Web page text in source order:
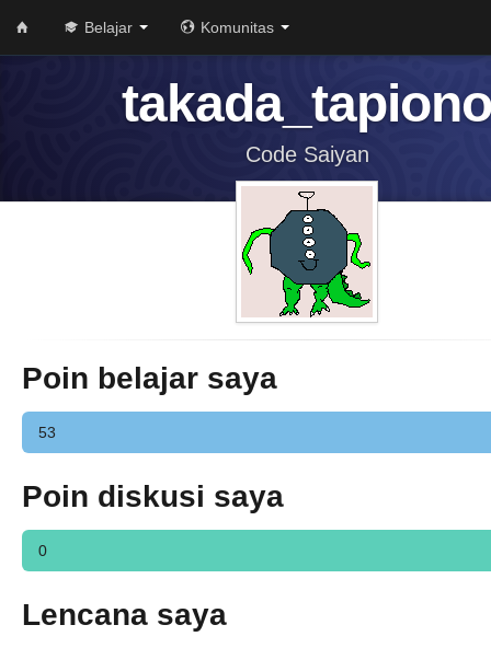
Belajar Komunitas
takada_tapiono
Code Saiyan
Poin belajar saya
53
Poin diskusi saya
0
Lencana saya